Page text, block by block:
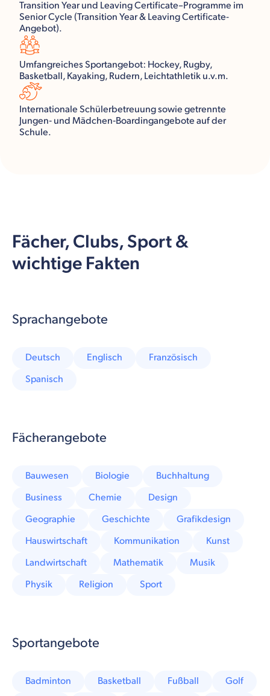
Transition Year und Leaving Certificate–Programme im
Senior Cycle (Transition Year & Leaving Certificate-
Angebot).
Umfangreiches Sportangebot: Hockey, Rugby,
Basketball, Kayaking, Rudern, Leichtathletik u.v.m.
Internationale Schülerbetreuung sowie getrennte
Jungen‑ und Mädchen‑Boardingangebote auf der
Schule.
Fächer, Clubs, Sport &
wichtige Fakten
Sprachangebote
Deutsch Englisch
Französisch
Spanisch
Fächerangebote
Bauwesen Biologie
Buchhaltung
Business
Chemie
Design
Geographie
Geschichte
Grafikdesign
Hauswirtschaft
Kommunikation
Kunst
Landwirtschaft
Mathematik
Musik
Physik
Religion Sport
Sportangebote
Badminton Basketball Fußball
Golf